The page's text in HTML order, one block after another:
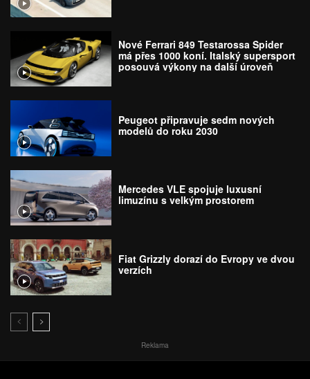
Nové Ferrari 849 Testarossa Spider
má přes 1000 koní. Italský supersport
posouvá výkony na další úroveň
Peugeot připravuje sedm nových
modelů do roku 2030
Mercedes VLE spojuje luxusní
limuzínu s velkým prostorem
Fiat Grizzly dorazí do Evropy ve dvou
verzích
Reklama